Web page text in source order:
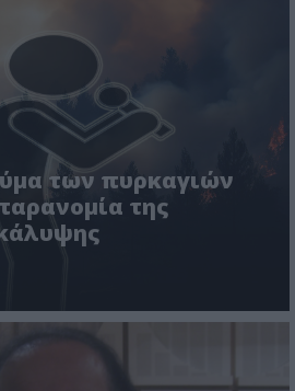
των πυρκαγιών
της